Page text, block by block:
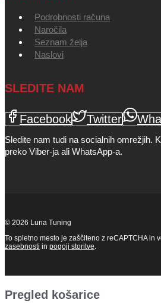
Podrobnosti računa
Naročila
Seznam želja
Naslovi
SLEDITE NAM
Facebook Twitter
Sledite nam tudi na socialnih omrežjih.
preko Viber-ja ali WhatsApp-a.
© 2026 Luna Tuning
To spletno mesto je zaščiteno z reCAPTCHA in
zasebnosti in pogoji storitve.
Pregled košarice